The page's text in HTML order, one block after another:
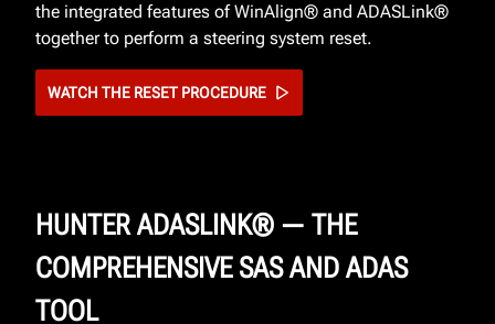
the integrated features of WinAlign® and ADASLink®
together to perform a steering system reset.
WATCH THE RESET PROCEDURE
HUNTER ADASLINK® — THE
COMPREHENSIVE SAS AND ADAS
TOOL